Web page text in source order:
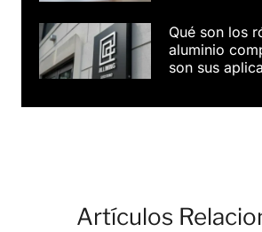
Qué son los
aluminio
son sus
Artículos